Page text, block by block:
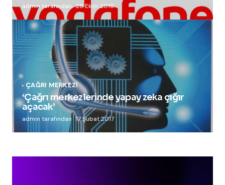
admin tarafından 28 Ekim 2016
ÇAĞRI MERKEZI
‘Çağrı merkezlerinde yapay zeka çığır
açacak’
admin tarafından 17 Şubat 2017